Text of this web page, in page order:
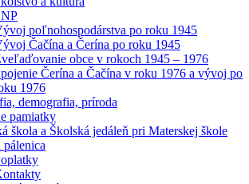
poľnohospodárstva po roku 1945
Čačína a Čerína po roku 1945
obce v rokoch 1945 – 1976
Čerína a Čačína v roku 1976 a vývoj po
1976
demografia, príroda
pamiatky
škola a Školská jedáleň pri Materskej škole
pálenica